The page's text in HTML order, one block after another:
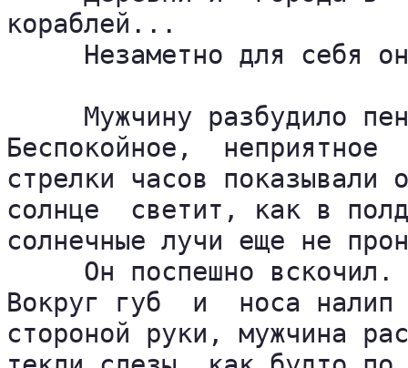
кораблей...
Незаметно для себя
Мужчину разбудило
Беспокойное,
стрелки часов показывали
солнце  светит, как в
солнечные лучи еще не
Он поспешно
Вокруг губ  и  носа
стороной руки, мужчина